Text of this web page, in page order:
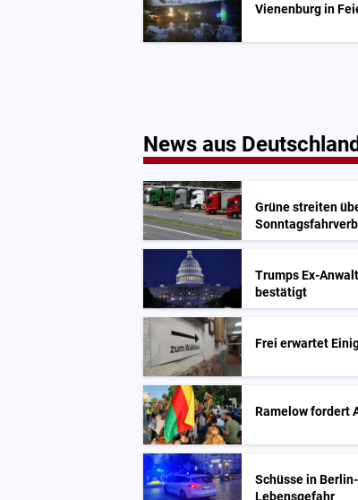
Vienenburg in
News aus
Grüne streiten
Trumps Ex-
bestätigt
Frei erwartet
Ramelow fordert
Schüsse in
Lebensgefahr